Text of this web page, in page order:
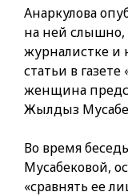
Анаркулова
на ней слышно,
журналистке и
статьи в газете
женщина
Жылдыз
Во время
Мусабековой,
«сравнять ее